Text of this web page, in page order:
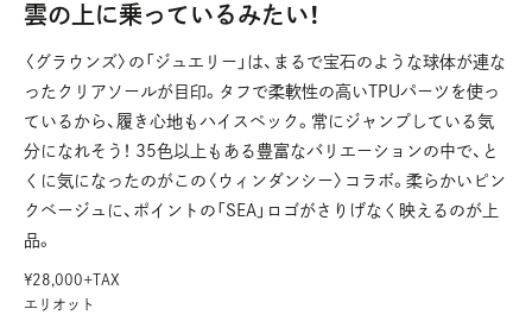
雲の上に乗っているみたい！
〈グラウンズ〉の「ジュエリー」は、まるで宝石のような球体が連な
ったクリアソールが目印。タフで柔軟性の高いTPUパーツを使っ
ているから、履き心地もハイスペック。常にジャンプしている気
分になれそう！ 35色以上もある豊富なバリエーションの中で、と
くに気になったのがこの〈ウィンダンシー〉コラボ。柔らかいピン
クベージュに、ポイントの「SEA」ロゴがさりげなく映えるのが上
品。
¥28,000+TAX
エリオット